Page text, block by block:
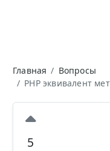
Главная
Вопросы
PHP эквивалент
5